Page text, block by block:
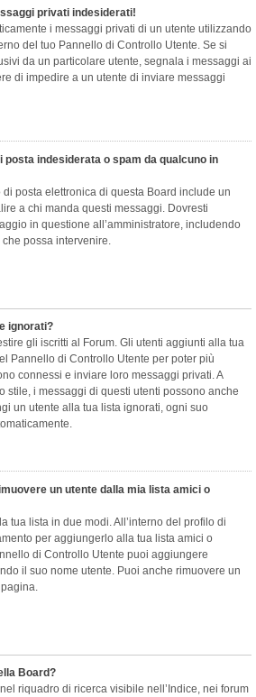
privati indesiderati!
i messaggi privati ​​di un utente utilizzando
del tuo Pannello di Controllo Utente. Se si
da un particolare utente, segnala i messaggi ai
di impedire a un utente di inviare messaggi
posta indesiderata o spam da qualcuno in
posta elettronica di questa Board include un
a chi manda questi messaggi. Dovresti
in questione all’amministratore, includendo
possa intervenire.
ignorati?
gli iscritti al Forum. Gli utenti aggiunti alla tua
Pannello di Controllo Utente per poter più
connessi e inviare loro messaggi privati. A
stile, i messaggi di questi utenti possono anche
un utente alla tua lista ignorati, ogni suo
un utente dalla mia lista amici o
tua lista in due modi. All’interno del profilo di
per aggiungerlo alla tua lista amici o
di Controllo Utente puoi aggiungere
il suo nome utente. Puoi anche rimuovere un
Board?
riquadro di ricerca visibile nell’Indice, nei forum